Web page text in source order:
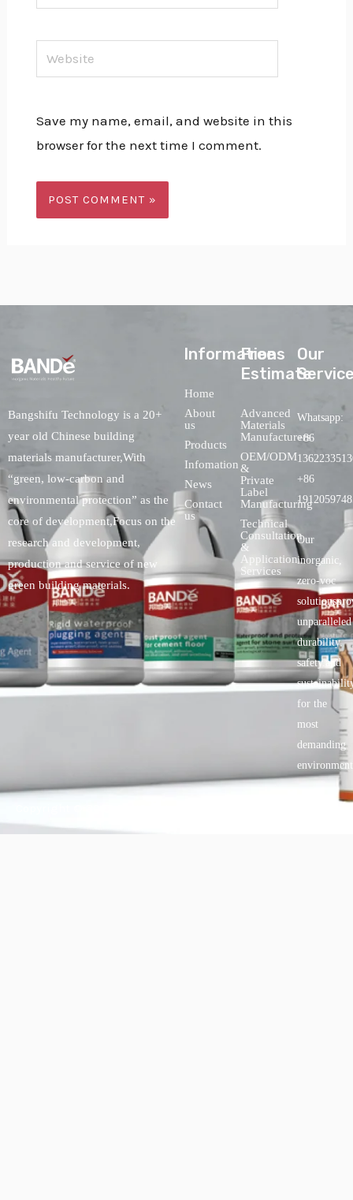
Website
Save my name, email, and website in this
browser for the next time I comment.
Bangshifu Technology is a 20+
year old Chinese building
materials manufacturer,With
“green, low-carbon and
environmental protection” as the
core of development,Focus on the
research and development,
production and service of new
green building materials.
lnformations
Home
About
us
Products
Infomation
News
Contact
us
Free
Estimate
Advanced
Materials
Manufacturers
OEM/ODM
&
Private
Label
Manufacturing
Technical
Consultation
&
Application
Services
Our
Whatsapp:
+86
+86
Our
inorganic,
zero-voc
unparalleled
durability,
safety.and
for the
most
demanding